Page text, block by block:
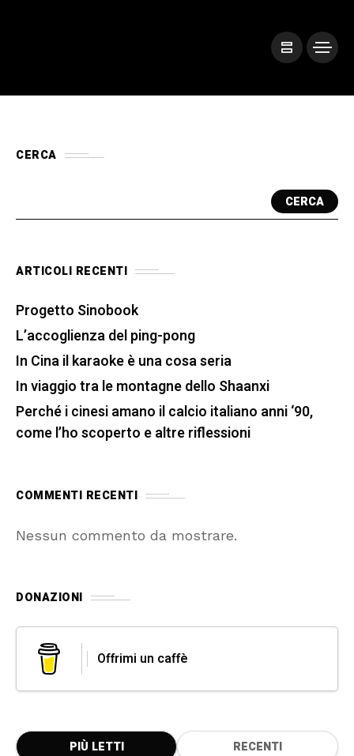
CERCA
CERCA
ARTICOLI RECENTI
Progetto Sinobook
L’accoglienza del ping-pong
In Cina il karaoke è una cosa seria
In viaggio tra le montagne dello Shaanxi
Perché i cinesi amano il calcio italiano anni ‘90,
come l’ho scoperto e altre riflessioni
COMMENTI RECENTI
Nessun commento da mostrare.
DONAZIONI
Offrimi un caffè
PIÙ LETTI RECENTI